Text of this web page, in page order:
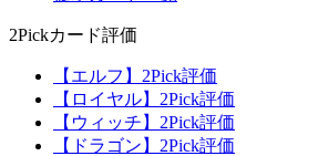
2Pickカード評価
【エルフ】2Pick評価
【ロイヤル】2Pick評価
【ウィッチ】2Pick評価
【ドラゴン】2Pick評価